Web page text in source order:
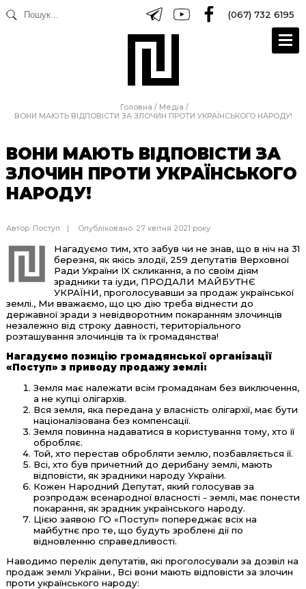
(067) 732 6195
Головна / Медіа /
ВОНИ МАЮТЬ ВІДПОВІСТИ ЗА ЗЛОЧИН ПРОТИ УКРАЇНСЬКОГО НАРОДУ!
ВОНИ МАЮТЬ ВІДПОВІСТИ ЗА
ЗЛОЧИН ПРОТИ УКРАЇНСЬКОГО
НАРОДУ!
Автор: Поступ Опубліковано: 27 квітня 2021 року
Нагадуємо тим, хто забув чи не знав, що в ніч на 31
березня, як якісь злодії, 259 депутатів Верховної
Ради України IX скликання, а по своїм діям
зрадники та іуди, ПРОДАЛИ МАЙБУТНЄ
УКРАЇНИ, проголосувавши за продаж української
землі., Ми вважаємо, що цю дію треба віднести до
державної зради з невідворотним покаранням злочинців
незалежно від строку давності, територіального
розташування злочинців та їх громадянства!
Нагадуємо позицію громадянської організації
«Поступ» з приводу продажу землі:
Земля має належати всім громадянам без виключення,
а не купці олігархів.
Вся земля, яка передана у власність олігархії, має бути
націоналізована без компенсації.
Земля повинна надаватися в користування тому, хто її
обробляє.
Той, хто перестав обробляти землю, позбавляється її.
Всі, хто був причетний до дерибану землі, мають
відповісти, як зрадники народу України.
Кожен Народний Депутат, який голосував за
розпродаж всенародної власності - землі, має понести
покарання, як зрадник українського народу.
Цією заявою ГО «Поступ» попереджає всіх на
майбутнє про те, що будуть зроблені дії по
відновленню справедливості.
Наводимо перелік депутатів, які проголосували за дозвіл на
продаж землі України., Всі вони мають відповісти за злочин
проти українського народу: